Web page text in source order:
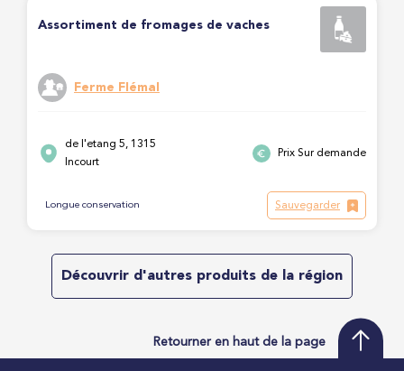
Assortiment de fromages de vaches
Ferme Flémal
de l'etang 5, 1315
Incourt
Prix Sur demande
Longue conservation Sauvegarder
Découvrir d'autres produits de la région
Retourner en haut de la page